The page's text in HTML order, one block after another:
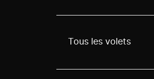
Use these options to
Tous les volets